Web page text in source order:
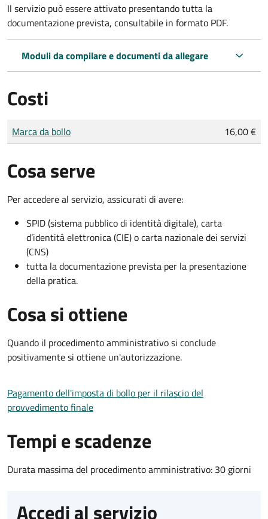
Il servizio può essere attivato presentando tutta la
documentazione prevista, consultabile in formato PDF.
Moduli da compilare e documenti da allegare
Costi
Tipo di pagamento
Importo
Marca da bollo 16,00 €
Cosa serve
Per accedere al servizio, assicurati di avere:
SPID (sistema pubblico di identità digitale), carta
d’identità elettronica (CIE) o carta nazionale dei servizi
(CNS)
tutta la documentazione prevista per la presentazione
della pratica.
Cosa si ottiene
Quando il procedimento amministrativo si conclude
positivamente si ottiene un'autorizzazione.
Pagamento dell'imposta di bollo per il rilascio del
provvedimento finale
Tempi e scadenze
Durata massima del procedimento amministrativo: 30 giorni
Accedi al servizio